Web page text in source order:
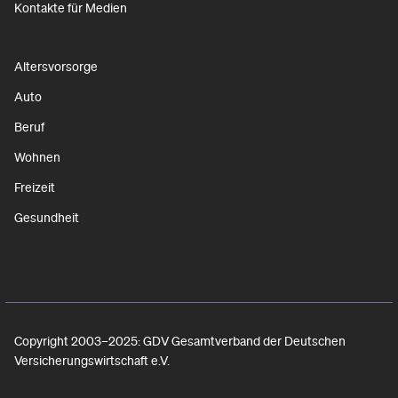
Kontakte für Medien
Altersvorsorge
Auto
Beruf
Wohnen
Freizeit
Gesundheit
Copyright 2003–2025: GDV Gesamtverband der Deutschen
Versicherungswirtschaft e.V.